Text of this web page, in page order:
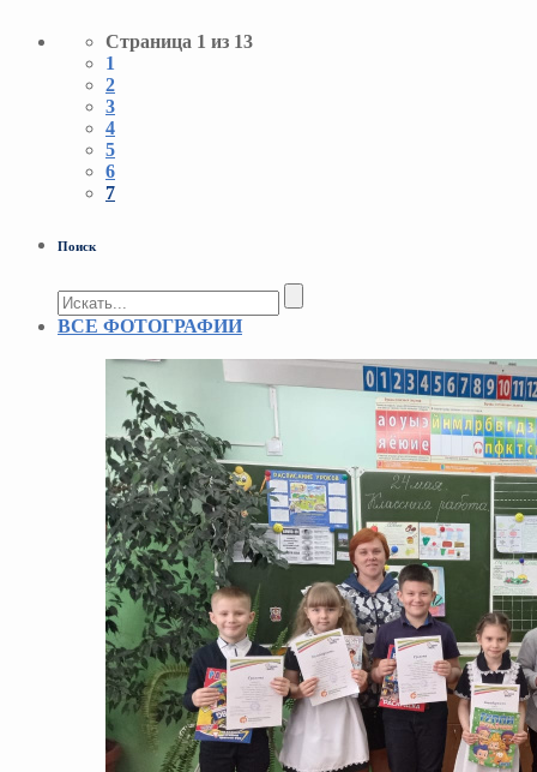
Страница 1 из 13
1
2
3
4
5
6
7
Поиск
ВСЕ ФОТОГРАФИИ